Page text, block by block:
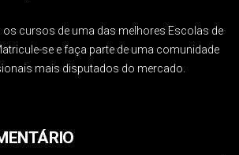
os cursos de uma das melhores Escolas de
se e faça parte de uma comunidade
mais disputados do mercado.